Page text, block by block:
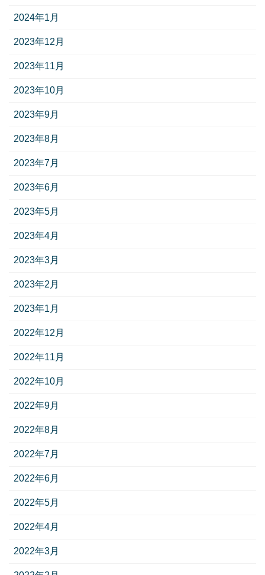
2024年1月
2023年12月
2023年11月
2023年10月
2023年9月
2023年8月
2023年7月
2023年6月
2023年5月
2023年4月
2023年3月
2023年2月
2023年1月
2022年12月
2022年11月
2022年10月
2022年9月
2022年8月
2022年7月
2022年6月
2022年5月
2022年4月
2022年3月